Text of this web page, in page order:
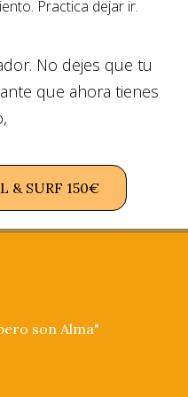
Practica dejar ir.
No dejes que tu
que ahora tienes
& SURF 150€
son Alma"